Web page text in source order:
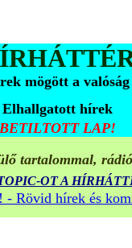
mögött a valóság
Elhallgatott hírek
BETILTOTT LAP!
tartalommal,
OT A
- Rövid hírek és